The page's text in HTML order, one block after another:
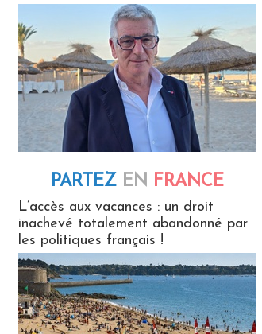
PARTEZ EN FRANCE
L’accès aux vacances : un droit
inachevé totalement abandonné par
les politiques français !